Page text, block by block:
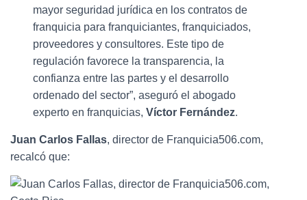
mayor seguridad jurídica en los contratos de
franquicia para franquiciantes, franquiciados,
proveedores y consultores. Este tipo de
regulación favorece la transparencia, la
confianza entre las partes y el desarrollo
ordenado del sector”, aseguró el abogado
experto en franquicias,Víctor Fernández.
Juan Carlos Fallas, director de Franquicia506.com,
recalcó que: